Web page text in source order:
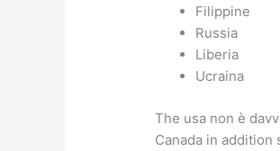
Filippine
Russia
Liberia
Ucraina
The usa non è
Canada in